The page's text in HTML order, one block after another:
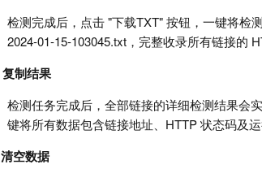
检测完成后，点击 "下载TXT" 按钮，一键将检
2024-01-15-103045.txt，完整收录所有链接的
复制结果
检测任务完成后，全部链接的详细检测结果会
键将所有数据包含链接地址、HTTP 状态码及
清空数据